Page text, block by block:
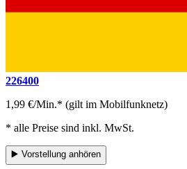
226400
1,99 €/Min.* (gilt im Mobilfunknetz)
* alle Preise sind inkl. MwSt.
▶️ Vorstellung anhören